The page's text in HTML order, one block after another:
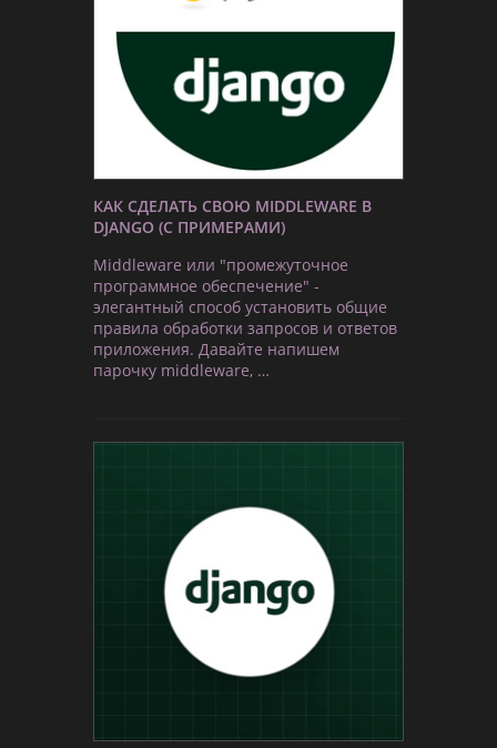
КАК СДЕЛАТЬ СВОЮ MIDDLEWARE В
DJANGO (С ПРИМЕРАМИ)
Middleware или "промежуточное
программное обеспечение" -
элегантный способ установить общие
правила обработки запросов и ответов
приложения. Давайте напишем
парочку middleware, …